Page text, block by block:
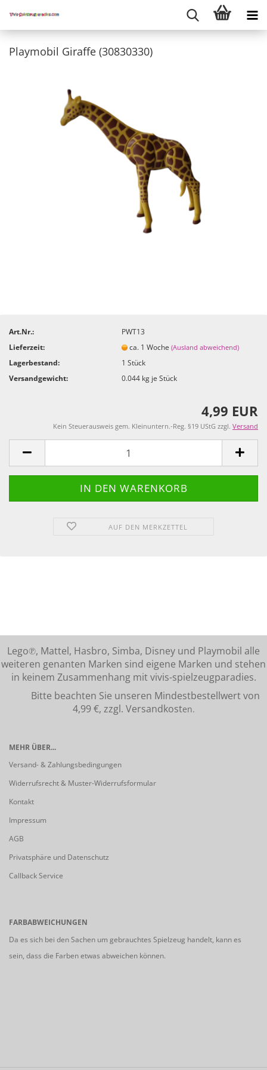
Playmobil Giraffe (30830330)
Art.Nr.:
PWT13
Lieferzeit:
ca. 1 Woche(Ausland abweichend)
Lagerbestand: 1Stück
Versandgewicht:
0.044 kg je Stück
4,99 EUR
Kein Steuerausweis gem. Kleinuntern.-Reg. §19 UStG zzgl. Versand
AUF DEN MERKZETTEL
Lego℗, Mattel, Hasbro, Simba, Disney und Playmobil alle
weiteren genanten Marken sind eigene Marken und stehen
in keinem Zusammenhang mit vivis-spielzeugparadies.
Bitte beachten Sie unseren Mindestbestellwert von
4,99 €, zzgl. Versandkosten.
MEHR ÜBER...
Versand- & Zahlungsbedingungen
Widerrufsrecht & Muster-Widerrufsformular
Kontakt
Impressum
AGB
Privatsphäre und Datenschutz
Callback Service
FARBABWEICHUNGEN
Da es sich bei den Sachen um gebrauchtes Spielzeug handelt, kann es
sein, dass die Farben etwas abweichen können.